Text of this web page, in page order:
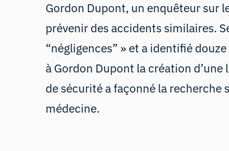
Gordon Dupont, un enquêteur sur
prévenir des accidents similaires.
“négligences” » eta identifié douze
à Gordon Dupont la création
de sécurité a façonné la
médecine.